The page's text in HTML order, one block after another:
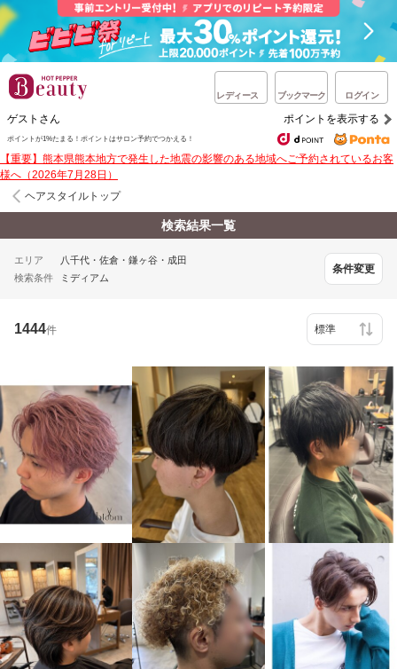
レディース ブックマーク ログイン
ゲストさん ポイントを表示する
ポイントが1%たまる！ポイントはサロン予約でつかえる！
【重要】熊本県熊本地方で発生した地震の影響のある地域へご予約されているお客
様へ（2026年7月28日）
ヘアスタイルトップ
検索結果一覧
エリア
八千代・佐倉・鎌ヶ谷・成田
検索条件
ミディアム
条件変更
1444件